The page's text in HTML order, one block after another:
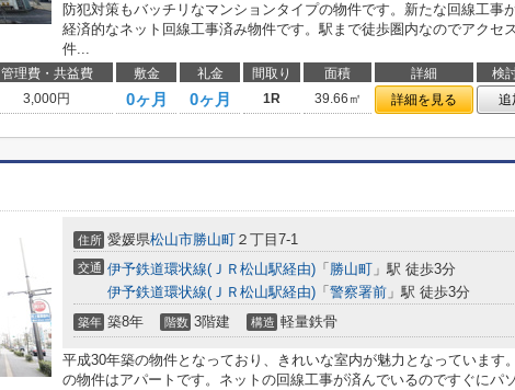
防犯対策もバッチリなマンションタイプの物件です。新たな回線工事
経済的なネット回線工事済み物件です。駅まで徒歩圏内なのでアクセ
件...
管理費・共益費 敷金 礼金 間取り 面積 詳細
検
3,000円 0ヶ月 0ヶ月 1R 39.66㎡ 詳細を見る 追
住所 愛媛県松山市勝山町 ２丁目7-1
交通 伊予鉄道環状線(ＪＲ松山駅経由) 「 勝山町 」駅 徒歩3分
伊予鉄道環状線(ＪＲ松山駅経由) 「 警察署前 」駅 徒歩3分
築年 築8年 階数 3階建 構造 軽量鉄骨
平成30年築の物件となっており、きれいな室内が魅力となっています
の物件はアパートです。ネットの回線工事が済んでいるのですぐにパ